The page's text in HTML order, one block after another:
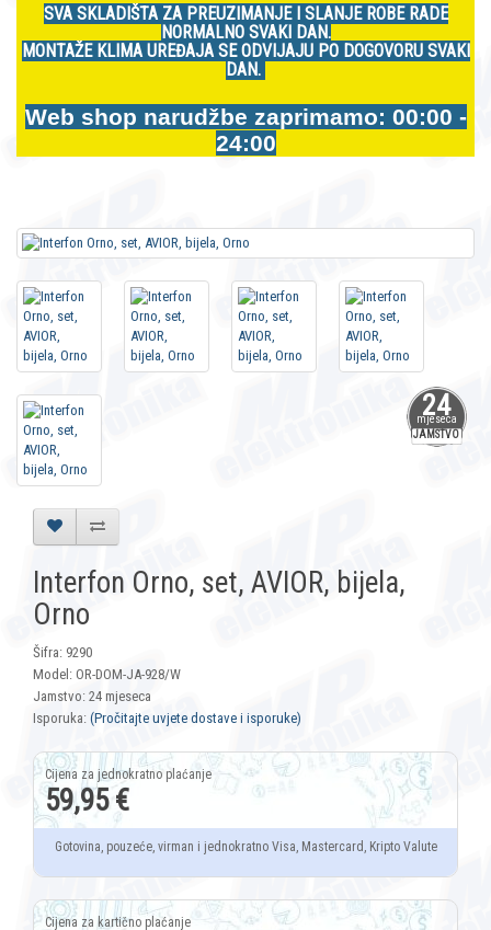
SVA SKLADIŠTA ZA PREUZIMANJE I SLANJE ROBE RADE
NORMALNO SVAKI DAN.
MONTAŽE KLIMA UREĐAJA SE ODVIJAJU PO DOGOVORU SVAKI
DAN.
Web shop narudžbe zaprimamo: 00:00 -
24:00
24
mjeseca
JAMSTVO
Interfon Orno, set, AVIOR, bijela,
Orno
Šifra: 9290
Model: OR-DOM-JA-928/W
Jamstvo: 24 mjeseca
Isporuka: (Pročitajte uvjete dostave i isporuke)
59,95 €
Gotovina, pouzeće, virman i jednokratno Visa, Mastercard, Kripto Valute